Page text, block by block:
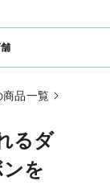
商品一覧
るダ
を